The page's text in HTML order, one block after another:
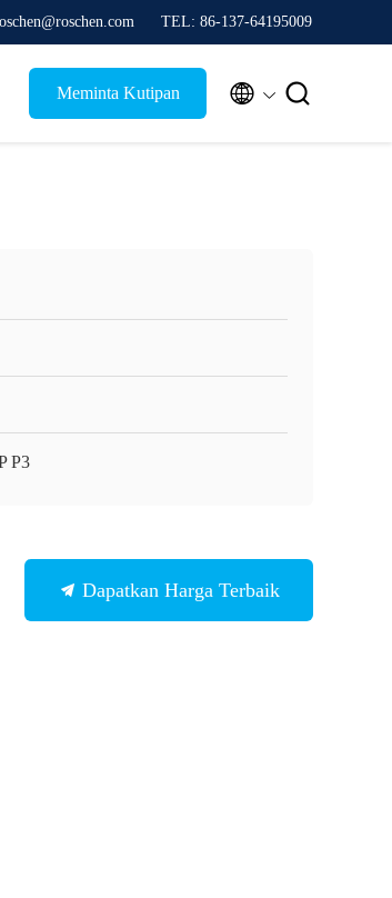
TEL: 86-137-64195009
Meminta Kutipan  
P3
Dapatkan Harga Terbaik